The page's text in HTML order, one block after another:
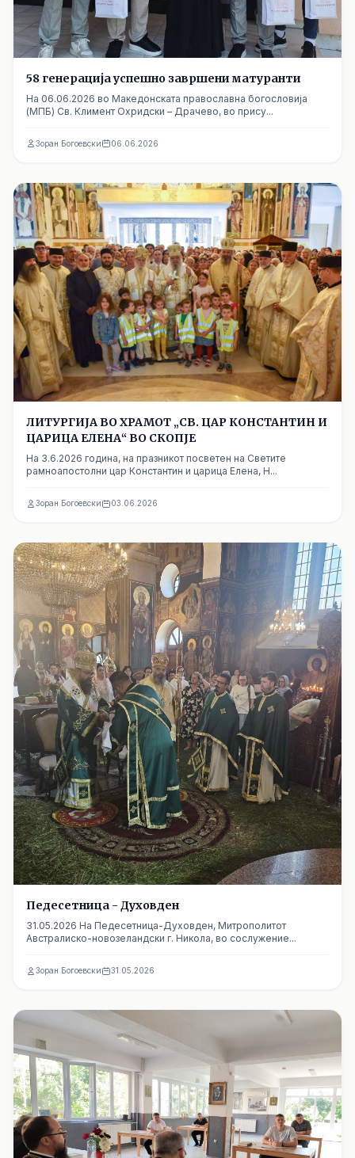
58 генерација успешно завршени матуранти
На 06.06.2026 во Македонската православна богословија
(МПБ) Св. Климент Охридски – Драчево, во прису...
Зоран Богоевски 06.06.2026
ЛИТУРГИЈА ВО ХРАМОТ „СВ. ЦАР КОНСТАНТИН И
ЦАРИЦА ЕЛЕНА“ ВО СКОПЈЕ
На 3.6.2026 година, на празникот посветен на Светите
рамноапостолни цар Константин и царица Елена, Н...
Зоран Богоевски 03.06.2026
Педесетница - Духовден
31.05.2026 На Педесетница-Духовден, Митрополитот
Австралиско-новозеландски г. Никола, во сослужение...
Зоран Богоевски 31.05.2026